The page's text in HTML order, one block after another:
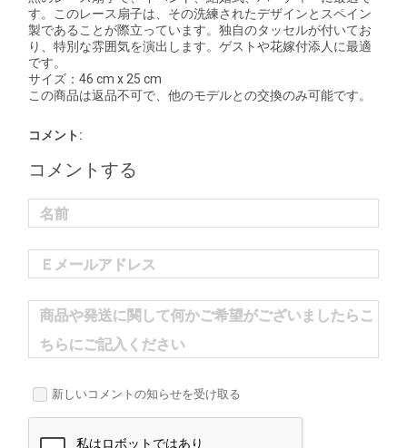
す。このレース扇子は、その洗練されたデザインとスペイン
製であることが際立っています。独自のタッセルが付いてお
り、特別な雰囲気を演出します。ゲストや花嫁付添人に最適
です。
サイズ：46 cm x 25 cm
この商品は返品不可で、他のモデルとの交換のみ可能です。
コメント:
コメントする
名前
Ｅメールアドレス
商品や発送に関して何かご希望がございましたらこ
ちらにご記入ください
新しいコメントの知らせを受け取る